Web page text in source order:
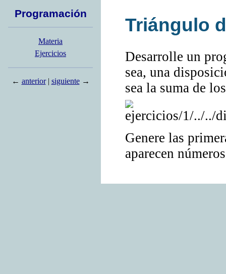
Programación
Materia
Ejercicios
← anterior| siguiente→
Triángulo
Desarrolle un
sea, una
sea la suma de
Genere las
aparecen